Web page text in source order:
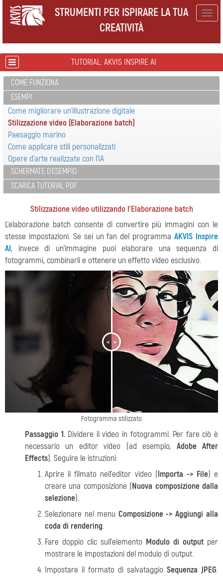
STRUMENTI PER ISPIRARE LA TUA
CREATIVITÀ
TUTORIAL: AKVIS INSPIRE AI
COME FUNZIONA
ESEMPI
Come migliorare un'illustrazione digitale
Stilizzazione video (Elaborazione batch)
Paesaggio marino
Come applicare stili personalizzati
Opere d'arte realizzate con l'IA
SCHERMATE D'ESEMPIO
SCARICA TUTORIAL PDF
Stilizzazione video utilizzando l'Elaborazione batch
L'elaborazione batch consente di convertire più immagini con le
stesse impostazioni. Se sei un fan del programmaAKVIS Inspire
AI, invece di un'immagine puoi elaborare una sequenza di
fotogrammi, combinarli e ottenere un effetto video esclusivo.
< >
Fotogramma stilizzato
Passaggio 1.Dividere il video in fotogrammi. Per fare ciò è
necessario un editor video (ad esempio, Adobe After
Effects). Seguire le istruzioni:
Aprire il filmato nell'editor video (Importa -> File) e
creare una composizione (Nuova composizione dalla
selezione).
Selezionare nel menu Composizione -> Aggiungi alla
coda di rendering.
Fare doppio clic sull'elemento Modulo di output per
mostrare le impostazioni del modulo di output.
Impostare il formato di salvataggio Sequenza JPEG.